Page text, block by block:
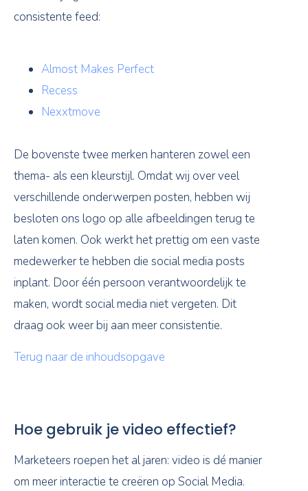
consistente feed:
Almost Makes Perfect
Recess
Nexxtmove
De bovenste twee merken hanteren zowel een
thema- als een kleurstijl. Omdat wij over veel
verschillende onderwerpen posten, hebben wij
besloten ons logo op alle afbeeldingen terug te
laten komen. Ook werkt het prettig om een vaste
medewerker te hebben die social media posts
inplant. Door één persoon verantwoordelijk te
maken, wordt social media niet vergeten. Dit
draag ook weer bij aan meer consistentie.
Terug naar de inhoudsopgave
Hoe gebruik je video effectief?
Marketeers roepen het al jaren: video is dé manier
om meer interactie te creëren op Social Media.